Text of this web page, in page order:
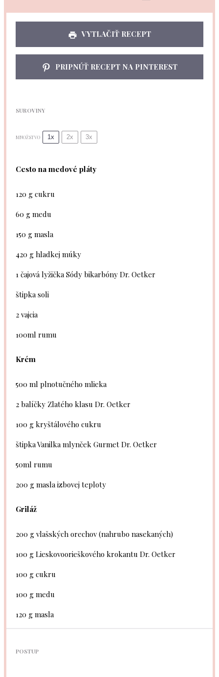
VYTLAČIŤ RECEPT
PRIPNÚŤ RECEPT NA PINTEREST
SUROVINY
MNOŽSTVO 1x 2x 3x
Cesto na medové pláty
120 g cukru
60 g medu
150 g masla
420 g hladkej múky
1 čajová lyžička Sódy bikarbóny Dr. Oetker
štipka soli
2vajcia
100ml rumu
Krém
500 ml plnotučného mlieka
2balíčky Zlatého klasu Dr. Oetker
100 g kryštálového cukru
štipka Vanilka mlynček Gurmet Dr. Oetker
50ml rumu
200 g masla izbovej teploty
Griláž
200 g vlašských orechov (nahrubo nasekaných)
100 g Lieskovoorieškového krokantu Dr. Oetker
100 g cukru
100 g medu
120 g masla
POSTUP